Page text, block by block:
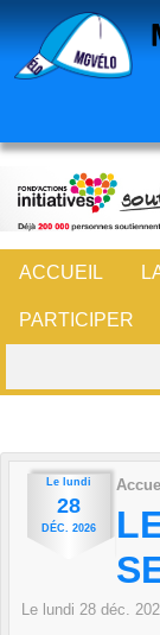
ACCUEIL
PARTICIPER
Le lundi
28
DÉC. 2026
Le lundi 28 déc.
Panneau de